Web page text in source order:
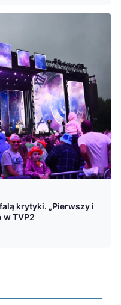
krytyki. „Pierwszy i
w TVP2